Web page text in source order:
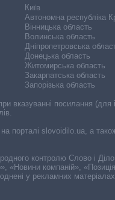
Київ
Автономна республіка
Вінницька область
Волинська область
Дніпропетровська
Донецька область
Житомирська область
Закарпатська область
Запорізька область
вказуванні посилання
порталі slovoidilo.ua, а
контролю Слово і
«Новини компаній»,
у рекламних